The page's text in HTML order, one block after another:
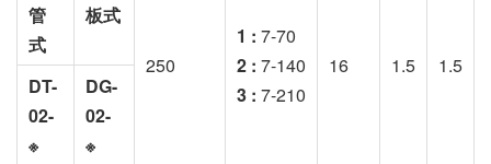
管
式
板式
250
1 : 7-70
2 : 7-140
3 : 7-210
16 1.5
1.5
DT-
02-
※
DG-
02-
※